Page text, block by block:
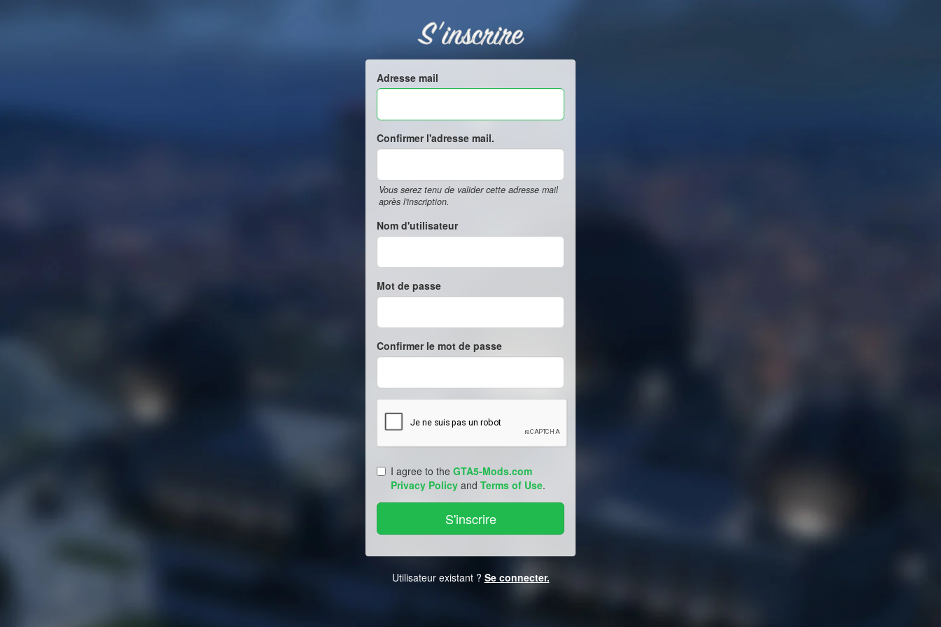
S'inscrire
Adresse mail
Confirmer l'adresse mail.
Vous serez tenu de valider cette adresse mail
après l'inscription.
Nom d'utilisateur
Mot de passe
Confirmer le mot de passe
I agree to the GTA5-Mods.com
Privacy Policy and Terms of Use.
Utilisateur existant ? Se connecter.